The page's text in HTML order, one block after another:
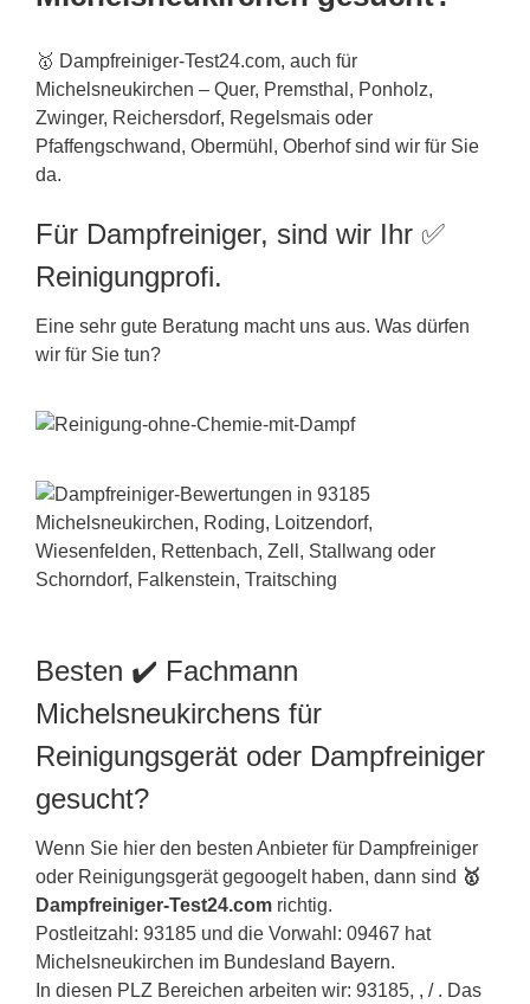
🥇 Dampfreiniger-Test24.com, auch für
Michelsneukirchen – Quer, Premsthal, Ponholz,
Zwinger, Reichersdorf, Regelsmais oder
Pfaffengschwand, Obermühl, Oberhof sind wir für Sie
da.
Für Dampfreiniger, sind wir Ihr ✅
Reinigungprofi.
Eine sehr gute Beratung macht uns aus. Was dürfen
wir für Sie tun?
Besten ✔️ Fachmann
Michelsneukirchens für
Reinigungsgerät oder Dampfreiniger
gesucht?
Wenn Sie hier den besten Anbieter für Dampfreiniger
oder Reinigungsgerät gegoogelt haben, dann sind 🥇
Dampfreiniger-Test24.com richtig.
Postleitzahl: 93185 und die Vorwahl: 09467 hat
Michelsneukirchen im Bundesland Bayern.
In diesen PLZ Bereichen arbeiten wir: 93185, , / . Das